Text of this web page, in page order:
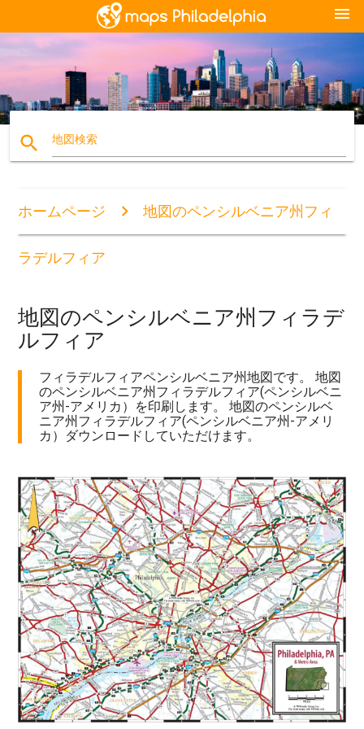
menu
search 地図検索
ホームページ 地図のペンシルベニア州フィ
ラデルフィア
地図のペンシルベニア州フィラデ
ルフィア
フィラデルフィアペンシルベニア州地図です。 地図
のペンシルベニア州フィラデルフィア(ペンシルベニ
ア州-アメリカ）を印刷します。 地図のペンシルベ
ニア州フィラデルフィア(ペンシルベニア州-アメリ
カ）ダウンロードしていただけます。